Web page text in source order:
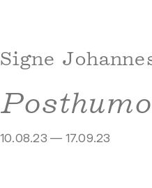
Signe
10.08.23 — 17.09.23